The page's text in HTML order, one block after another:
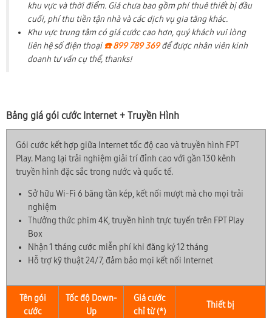
khu vực và thời điểm. Giá chưa bao gồm phí thuê thiết bị đầu
cuối, phí thu tiền tận nhà và các dịch vụ gia tăng khác.
Khu vực trung tâm có giá cước cao hơn, quý khách vui lòng
liên hệ số điện thoại☎️ 899 789 369để được nhân viên kinh
doanh tư vấn cụ thể, thanks!
Bảng giá gói cước Internet + Truyền Hình
Gói cước kết hợp giữa Internet tốc độ cao và truyền hình FPT
Play. Mang lại trải nghiệm giải trí đỉnh cao với gần 130 kênh
truyền hình đặc sắc trong nước và quốc tế.
Sở hữu Wi-Fi 6 băng tần kép, kết nối mượt mà cho mọi trải
nghiệm
Thưởng thức phim 4K, truyền hình trực tuyến trên FPT Play
Box
Nhận 1 tháng cước miễn phí khi đăng ký 12 tháng
Hỗ trợ kỹ thuật 24/7, đảm bảo mọi kết nối Internet
Tên gói
cước
Tốc độ Down-
Up
Giá cước
chỉ từ (*)
Thiết bị